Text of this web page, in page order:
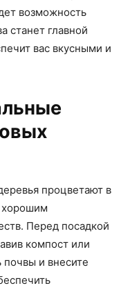
возможность
станет главной
вас вкусными и
процветают в
хорошим
Перед посадкой
компост или
почвы и внесите